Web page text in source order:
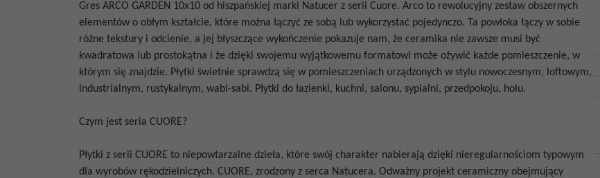
Gres ARCO GARDEN 10x10 od hiszpańskiej marki Natucer z serii Cuore. Arco to rewolucyjny zestaw obszernych
elementów o obłym kształcie, które można łączyć ze sobą lub wykorzystać pojedynczo. Ta powłoka łączy w sobie
różne tekstury i odcienie, a jej błyszczące wykończenie pokazuje nam, że ceramika nie zawsze musi być
kwadratowa lub prostokątna i że dzięki swojemu wyjątkowemu formatowi może ożywić każde pomieszczenie, w
którym się znajdzie. Płytki świetnie sprawdzą się w pomieszczeniach urządzonych w stylu nowoczesnym, loftowym,
industrialnym, rustykalnym, wabi-sabi. Płytki do łazienki, kuchni, salonu, sypialni, przedpokoju, holu.
Czym jest seria CUORE?
Płytki z serii CUORE to niepowtarzalne dzieła, które swój charakter nabierają dzięki nieregularnościom typowym
dla wyrobów rękodzielniczych. CUORE, zrodzony z serca Natucera. Odważny projekt ceramiczny obejmujący